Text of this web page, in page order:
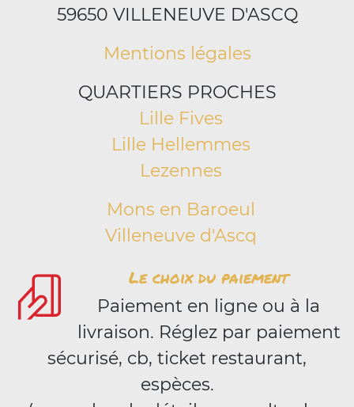
59650 VILLENEUVE D'ASCQ
Mentions légales
QUARTIERS PROCHES
Lille Fives
Lille Hellemmes
Lezennes
Mons en Baroeul
Villeneuve d'Ascq
Le choix du paiement
Paiement en ligne ou à la
livraison. Réglez par paiement
sécurisé, cb, ticket restaurant,
espèces.